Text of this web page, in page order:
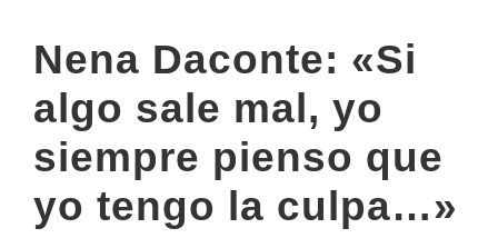
Nena Daconte: «Si
algo sale mal, yo
siempre pienso que
yo tengo la culpa…»